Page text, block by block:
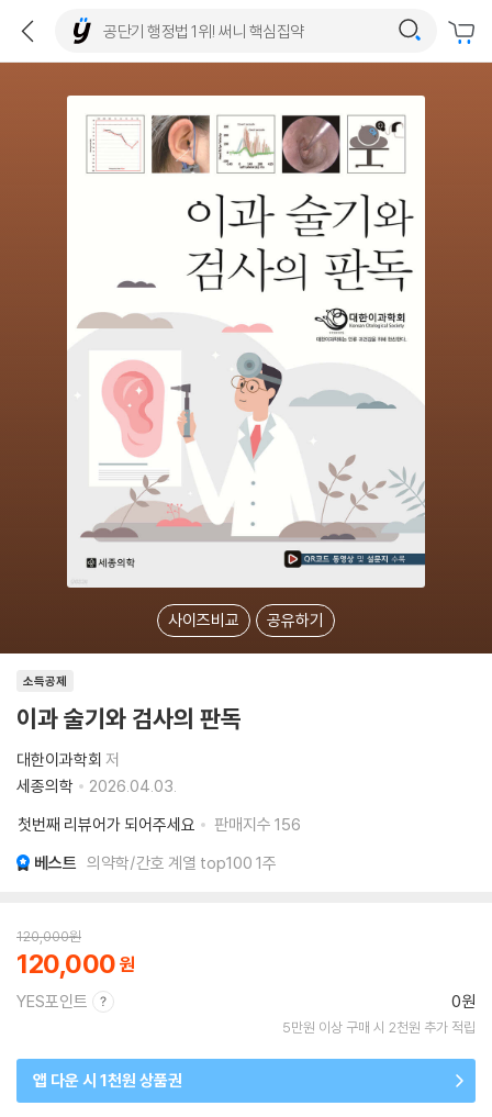
사이즈비교 공유하기
소득공제
이과 술기와 검사의 판독
대한이과학회 저
세종의학
2026.04.03.
첫번째 리뷰어가 되어주세요
판매지수 156
베스트 의약학/간호 계열 top100 1주
120,000원
120,000
YES포인트 0원
5만원 이상 구매 시 2천원 추가 적립
앱 다운 시 1천원 상품권